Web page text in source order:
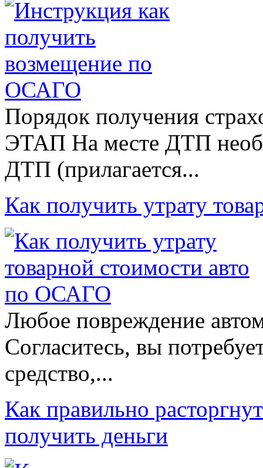
Порядок получения
ЭТАП На месте ДТП
ДТП (прилагается...
Как получить утрату
Любое повреждение
Согласитесь, вы
средство,...
Как правильно
получить деньги